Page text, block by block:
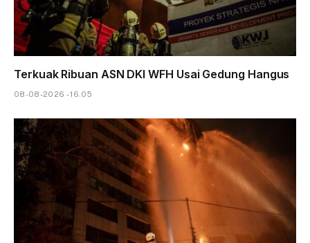
Terkuak Ribuan ASN DKI WFH Usai Gedung Hangus
08-08-2026 - 16.05